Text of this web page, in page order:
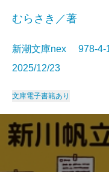
むらさき／著
新潮文庫nex 978-
2025/12/23
文庫電子書籍あり